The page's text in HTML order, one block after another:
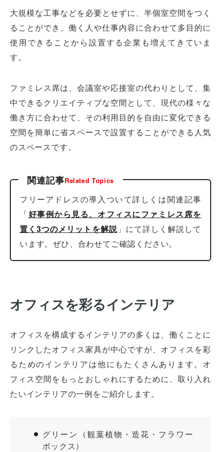
大規模な工事などを必要とせずに、半個室空間をつく
ることができ、働く人や仕事内容に合わせて多目的に
使用できることから設置する企業も増えてきていま
す。
ファミレス席は、会議室や応接室の代わりとして、集
中できるクリエイティブな空間として、現代の様々な
働き方に合わせて、その利用目的を自由に変化できる
空間を簡単に省スペースで設置することができる人気
のスペースです。
関連記事Related Topics
フリーアドレスの導入ついて詳しくは関連記事
「好事例から見る、オフィスにファミレス席を
置く3つのメリットを解説」にて詳しく解説して
います。ぜひ、合わせてご確認ください。
オフィスを彩るインテリア
オフィスを構成するインテリアの多くは、働くことに
リンクしたオフィス家具が中心ですが、オフィスを彩
るためのインテリアは他にもたくさんあります。オ
フィス空間をもっとおしゃれにするために、取り入れ
たいインテリアの一例をご紹介します。
グリーン（観葉植物・造花・フラワー
ボックス）